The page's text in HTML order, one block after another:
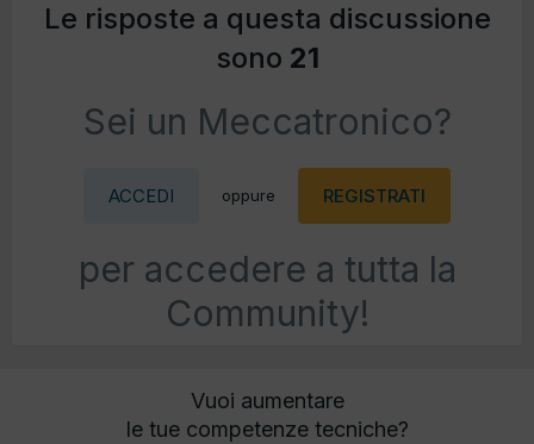
Le risposte a questa discussione
sono 21
Sei un Meccatronico?
ACCEDI oppure REGISTRATI
per accedere a tutta la
Community!
Vuoi aumentare
le tue competenze tecniche?